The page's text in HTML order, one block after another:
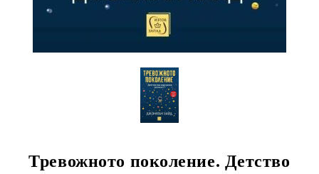
Тревожното поколение. Детство